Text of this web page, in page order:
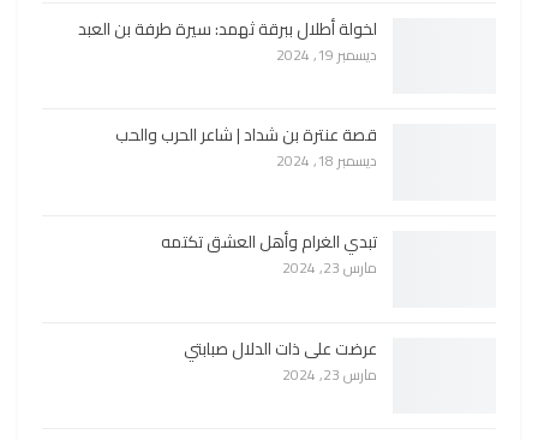
لخولة أطلال ببرقة ثهمد: سيرة طرفة بن العبد
ديسمبر 19, 2024
قصة عنترة بن شداد | شاعر الحرب والحب
ديسمبر 18, 2024
تبدي الغرام وأهل العشق تكتمه
مارس 23, 2024
عرضت على ذات الدلال صبابتي
مارس 23, 2024